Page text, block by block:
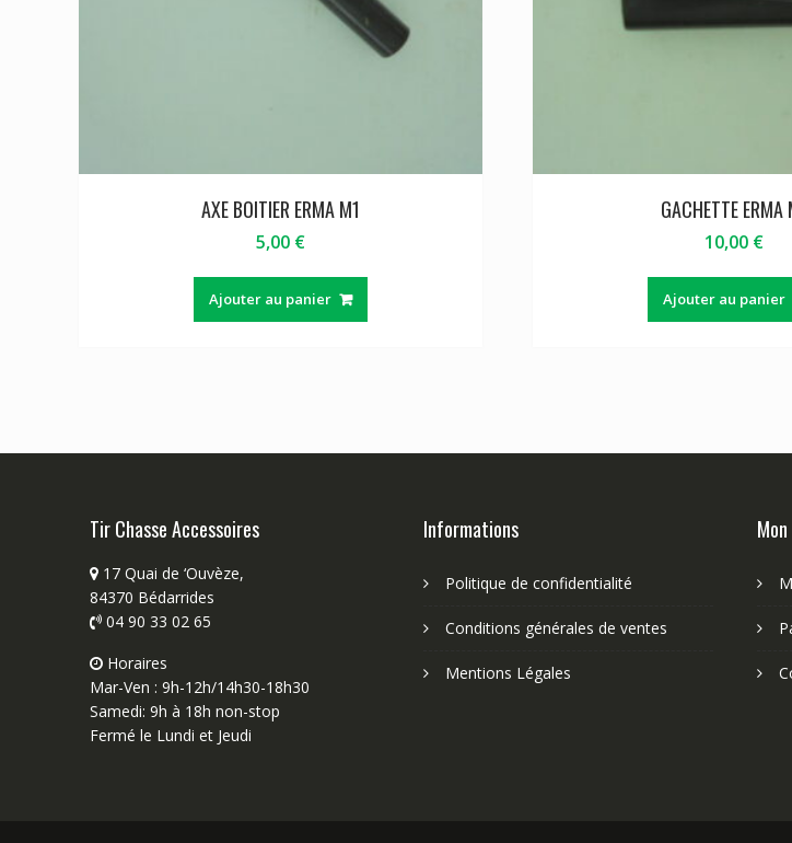
AXE BOITIER ERMA M1
5,00 €
Ajouter au panier
GACHETTE ERMA
10,00 €
Ajouter au panier
Tir Chasse Accessoires
17 Quai de ‘Ouvèze,
84370 Bédarrides
04 90 33 02 65
Horaires
Mar-Ven : 9h-12h/14h30-18h30
Samedi: 9h à 18h non-stop
Fermé le Lundi et Jeudi
Informations
Politique de confidentialité
Conditions générales de ventes
Mentions Légales